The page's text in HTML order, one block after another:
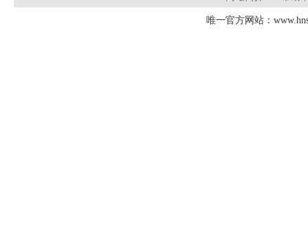
唯一官方网站：